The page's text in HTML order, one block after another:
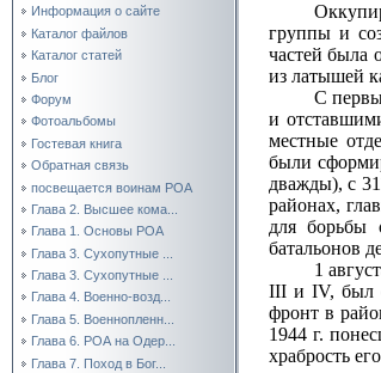
Информация о сайте
Каталог файлов
Каталог статей
Блог
Форум
Фотоальбомы
Гостевая книга
Обратная связь
посвещается воинам РОА
Глава 2. Высшее кома...
Глава 1. Основы РОА
Глава 3. Сухопутные ...
Глава 3. Сухопутные ...
Глава 4. Военно-возд...
Глава 5. Военнопленн...
Глава 6. РОА на Одер...
Глава 7. Поход в Бог...
группы и
частей была
из латышей
С
и
местные
были
дважды), с
районах,
для борьбы
батальонов
1
III и IV, был
фронт в
1944 г.
храбрость